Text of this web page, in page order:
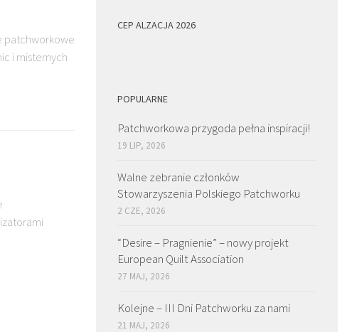
patchworkowe
i misternych
CEP ALZACJA 2026
POPULARNE
Patchworkowa przygoda pełna inspiracji!
19 LIP, 2026
Walne zebranie członków
Stowarzyszenia Polskiego Patchworku
2 CZE, 2026
“Desire – Pragnienie” – nowy projekt
European Quilt Association
27 MAJ, 2026
Kolejne – III Dni Patchworku za nami
21 MAJ, 2026